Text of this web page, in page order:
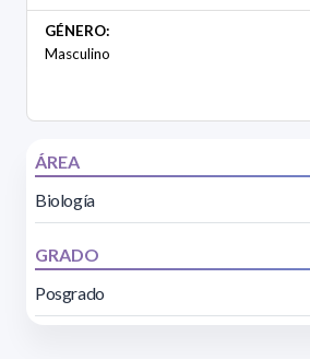
GÉNERO:
Masculino
ÁREA
Biología
GRADO
Posgrado